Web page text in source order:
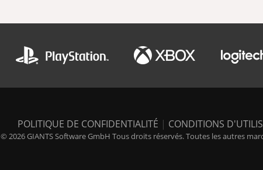
POLITIQUE DE CONFIDENTIALITÉ | CONDITIONS
© 2026 GIANTS Software GmbH Tous droits réservés. Toutes les autres